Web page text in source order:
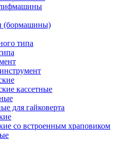
(бормашины)
типа
кассетные
для гайковерта
со встроенным храповиком